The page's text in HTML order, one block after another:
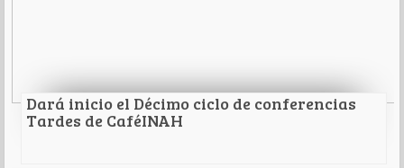
Leer Más
Dará inicio el Décimo ciclo de conferencias
Tardes de CaféINAH